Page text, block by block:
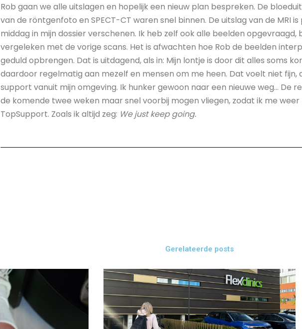
Rob gaan we alle uitslagen en hopelijk een nieuw plan bespreken. De
van de röntgenfoto en SPECT-CT waren snel binnen. De uitslag van de MRI
middag in mijn dossier verschenen. Ik heb zelf ook alle beelden opgevraagd,
vergeleken met de vorige scans. Het is afwachten hoe Rob de beelden
geduld opbrengen. Dat is uitdagend, als in: Mijn lontje is door dit alles soms
daardoor regelmatig aan mezelf en mensen om me heen. Dat voelt niet fijn,
support vanuit mijn omgeving. Ik hunker gewoon naar een nieuwe weg… De
de komende twee weken maar snel voorbij mogen vliegen, zodat ik me
TopSupport. Zoals ik altijd zeg: We just keep going.
Gerelateerde posts